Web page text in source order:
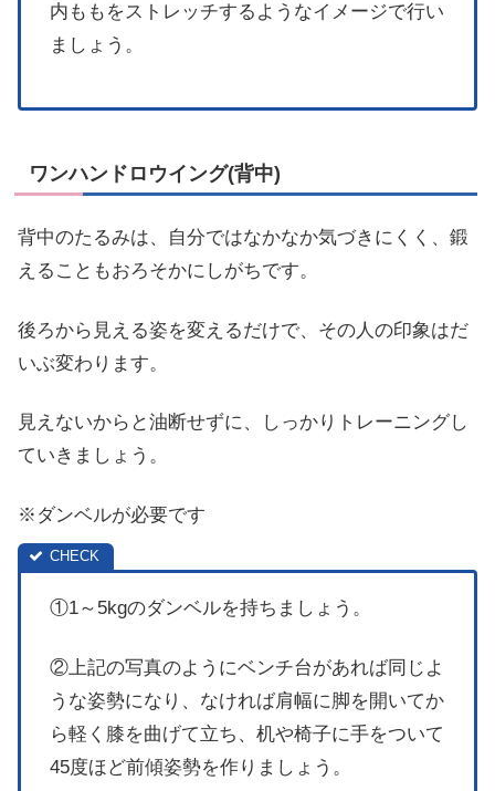
内ももをストレッチするようなイメージで行い
ましょう。
ワンハンドロウイング(背中)
背中のたるみは、自分ではなかなか気づきにくく、鍛
えることもおろそかにしがちです。
後ろから見える姿を変えるだけで、その人の印象はだ
いぶ変わります。
見えないからと油断せずに、しっかりトレーニングし
ていきましょう。
※ダンベルが必要です
①1～5kgのダンベルを持ちましょう。
②上記の写真のようにベンチ台があれば同じよ
うな姿勢になり、なければ肩幅に脚を開いてか
ら軽く膝を曲げて立ち、机や椅子に手をついて
45度ほど前傾姿勢を作りましょう。